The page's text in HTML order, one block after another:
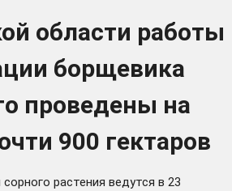
области работы
борщевика
проведены на
900 гектаров
растения ведутся в 23